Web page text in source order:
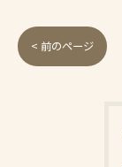
< 前のページ